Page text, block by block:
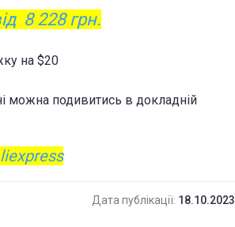
8 228 грн.
на $20
можна подивитись в докладній
Дата публікації: 18.10.2023